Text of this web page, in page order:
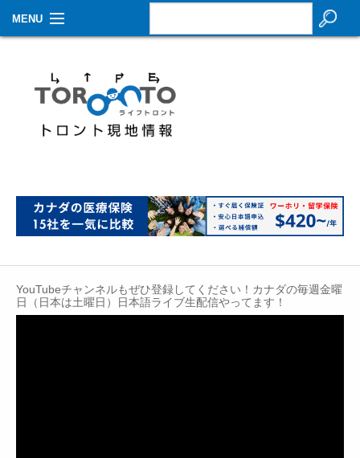
MENU
生活情報
その他
イベントカレンダー
About Us
YouTubeチャンネルもぜひ登録してください！カナダの毎週金曜
日（日本は土曜日）日本語ライブ生配信やってます！